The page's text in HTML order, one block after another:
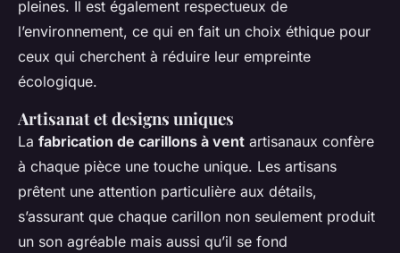
pleines. Il est également respectueux de
l’environnement, ce qui en fait un choix éthique pour
ceux qui cherchent à réduire leur empreinte
écologique.
Artisanat et designs uniques
La fabrication de carillons à vent artisanaux confère
à chaque pièce une touche unique. Les artisans
prêtent une attention particulière aux détails,
s’assurant que chaque carillon non seulement produit
un son agréable mais aussi qu’il se fond